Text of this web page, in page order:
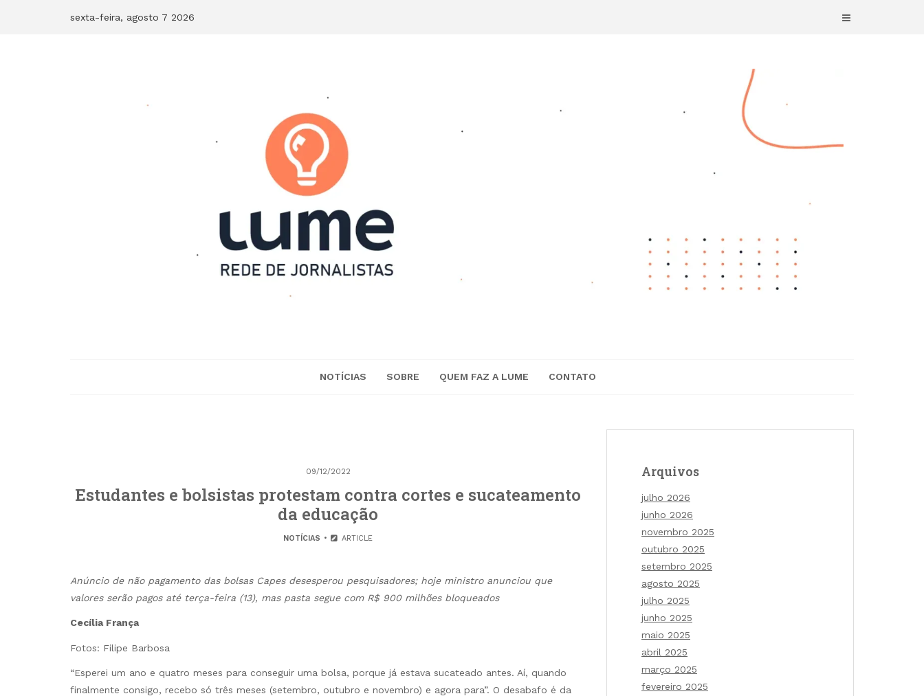
sexta-feira, agosto 7 2026
NOTÍCIAS SOBRE QUEM FAZ A LUME CONTATO
09/12/2022
Estudantes e bolsistas protestam contra cortes e sucateamento
da educação
NOTÍCIAS ARTICLE
Anúncio de não pagamento das bolsas Capes desesperou pesquisadores; hoje ministro anunciou que
valores serão pagos até terça-feira (13), mas pasta segue com R$ 900 milhões bloqueados
Cecília França
Fotos: Filipe Barbosa
“Esperei um ano e quatro meses para conseguir uma bolsa, porque já estava sucateado antes. Aí, quando
finalmente consigo, recebo só três meses (setembro, outubro e novembro) e agora para”. O desabafo é da
Arquivos
julho 2026
junho 2026
novembro 2025
outubro 2025
setembro 2025
agosto 2025
julho 2025
junho 2025
maio 2025
abril 2025
março 2025
fevereiro 2025